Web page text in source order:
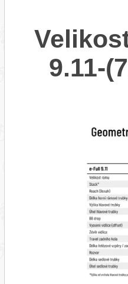
9.11-